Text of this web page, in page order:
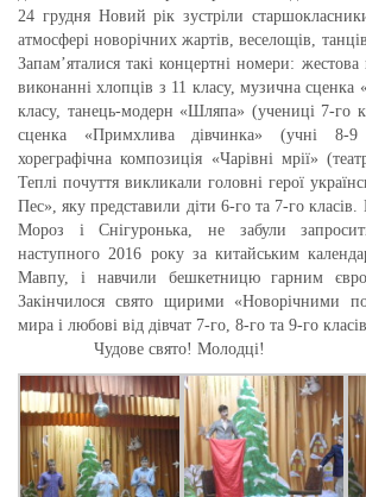
24 грудня Новий рік зустріли
атмосфері новорічних жартів, веселощів,
Запам’яталися такі концертні номери:
виконанні хлопців з 11 класу, музична сценка
класу, танець-модерн «Шляпа» (учениці 7-го
сценка «Примхлива дівчинка» (учні 8-9
хореграфічна композиція «Чарівні мрії»
Теплі почуття викликали головні герої
Пес», яку представили діти 6-го та 7-го класів.
Мороз і Снігуронька, не забули
наступного 2016 року за китайським
Мавпу, і навчили бешкетницю гарним
Закінчилося свято щирими «Новорічними
мира і любові від дівчат 7-го, 8-го та 9-го
Чудове свято! Молодці!